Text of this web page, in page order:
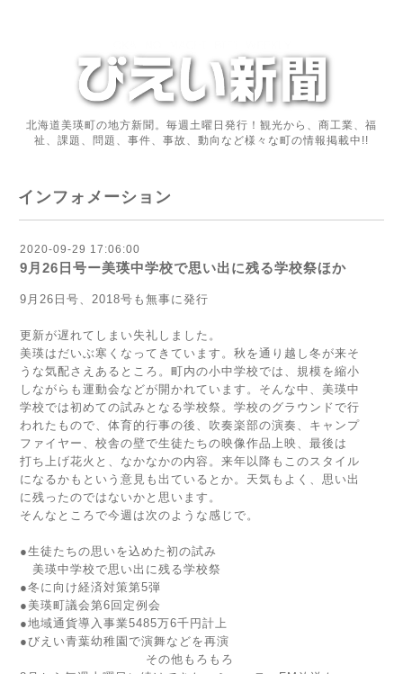
北海道美瑛町の地方新聞。毎週土曜日発行！観光から、商工業、福
祉、課題、問題、事件、事故、動向など様々な町の情報掲載中!!
インフォメーション
2020-09-29 17:06:00
9月26日号ー美瑛中学校で思い出に残る学校祭ほか
9月26日号、2018号も無事に発行
更新が遅れてしまい失礼しました。
美瑛はだいぶ寒くなってきています。秋を通り越し冬が来そ
うな気配さえあるところ。町内の小中学校では、規模を縮小
しながらも運動会などが開かれています。そんな中、美瑛中
学校では初めての試みとなる学校祭。学校のグラウンドで行
われたもので、体育的行事の後、吹奏楽部の演奏、キャンプ
ファイヤー、校舎の壁で生徒たちの映像作品上映、最後は
打ち上げ花火と、なかなかの内容。来年以降もこのスタイル
になるかもという意見も出ているとか。天気もよく、思い出
に残ったのではないかと思います。
そんなところで今週は次のような感じで。
●生徒たちの思いを込めた初の試み
美瑛中学校で思い出に残る学校祭
●冬に向け経済対策第5弾
●美瑛町議会第6回定例会
●地域通貨導入事業5485万6千円計上
●びえい青葉幼稚園で演舞などを再演
その他もろもろ